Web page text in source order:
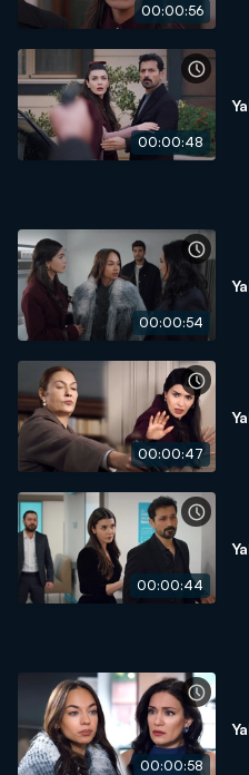
00:00:56
00:00:48
00:00:54
00:00:47
00:00:44
00:00:58